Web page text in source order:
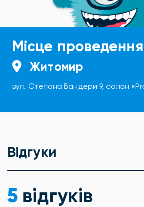
Місце проведення
Житомир
вул. Степана Бандери 9, салон
Відгуки
5 відгуків